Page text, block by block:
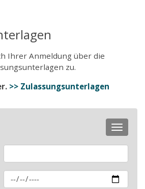
Ihrer Anmeldung über die
zu.
>> Zulassungsunterlagen